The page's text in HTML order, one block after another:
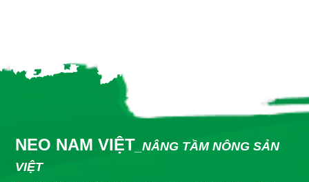
NEO NAM VIỆT _NÂNG TẦM NÔNG SẢN
VIỆT